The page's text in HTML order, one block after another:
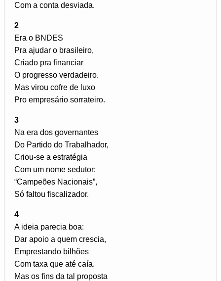
Com a conta desviada.
2
Era o BNDES
Pra ajudar o brasileiro,
Criado pra financiar
O progresso verdadeiro.
Mas virou cofre de luxo
Pro empresário sorrateiro.
3
Na era dos governantes
Do Partido do Trabalhador,
Criou-se a estratégia
Com um nome sedutor:
“Campeões Nacionais”,
Só faltou fiscalizador.
4
A ideia parecia boa:
Dar apoio a quem crescia,
Emprestando bilhões
Com taxa que até caía.
Mas os fins da tal proposta